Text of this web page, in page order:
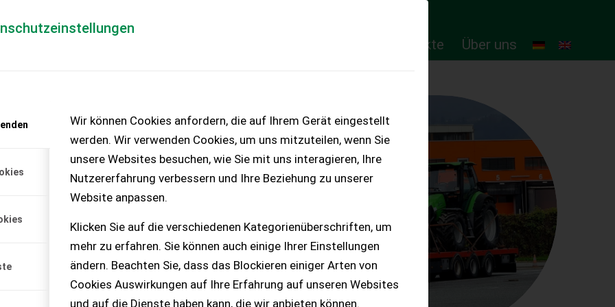
Wir können Cookies anfordern, die auf Ihrem Gerät eingestellt
werden. Wir verwenden Cookies, um uns mitzuteilen, wenn Sie
unsere Websites besuchen, wie Sie mit uns interagieren, Ihre
Nutzererfahrung verbessern und Ihre Beziehung zu unserer
Website anpassen.
Klicken Sie auf die verschiedenen Kategorienüberschriften, um
mehr zu erfahren. Sie können auch einige Ihrer Einstellungen
ändern. Beachten Sie, dass das Blockieren einiger Arten von
Cookies Auswirkungen auf Ihre Erfahrung auf unseren Websites
und auf die Dienste haben kann, die wir anbieten können.
Online-Produkte Über uns
– KEINE
l Dieseltank 4
Fischer zeig...